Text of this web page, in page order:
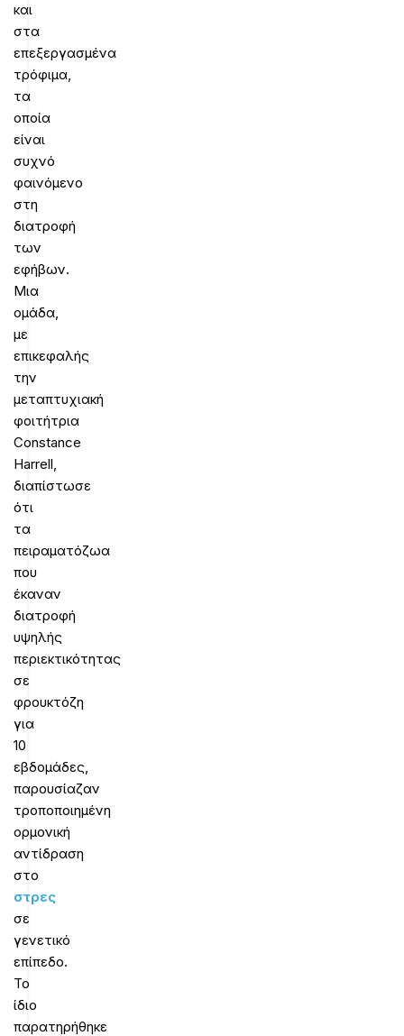
και
στα
επεξεργασμένα
τρόφιμα,
τα
οποία
είναι
συχνό
φαινόμενο
στη
διατροφή
των
εφήβων.
Μια
ομάδα,
με
επικεφαλής
την
μεταπτυχιακή
φοιτήτρια
Constance
Harrell,
διαπίστωσε
ότι
τα
πειραματόζωα
που
έκαναν
διατροφή
υψηλής
περιεκτικότητας
σε
φρουκτόζη
για
10
εβδομάδες,
παρουσίαζαν
τροποποιημένη
ορμονική
αντίδραση
στο
στρες
σε
γενετικό
επίπεδο.
Το
ίδιο
παρατηρήθηκε